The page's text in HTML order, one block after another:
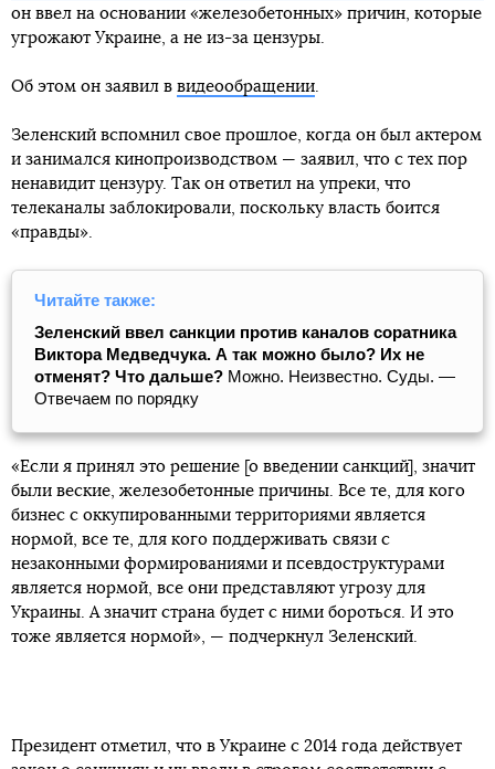
он ввел на основании «железобетонных» причин, которые
угрожают Украине, а не из-за цензуры.
Об этом он заявил в видеообращении.
Зеленский вспомнил свое прошлое, когда он был актером
и занимался кинопроизводством — заявил, что с тех пор
ненавидит цензуру. Так он ответил на упреки, что
телеканалы заблокировали, поскольку власть боится
«правды».
Читайте также:
Зеленский ввел санкции против каналов соратника
Виктора Медведчука. А так можно было? Их не
отменят? Что дальше? Можно. Неизвестно. Суды. —
Отвечаем по порядку
«Если я принял это решение [о введении санкций], значит
были веские, железобетонные причины. Все те, для кого
бизнес с оккупированными территориями является
нормой, все те, для кого поддерживать связи с
незаконными формированиями и псевдоструктурами
является нормой, все они представляют угрозу для
Украины. А значит страна будет с ними бороться. И это
тоже является нормой», — подчеркнул Зеленский.
Президент отметил, что в Украине с 2014 года действует